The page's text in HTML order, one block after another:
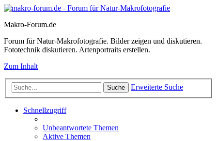
Makro-Forum.de
Forum für Natur-Makrofotografie. Bilder zeigen und diskutieren.
Fototechnik diskutieren. Artenportraits erstellen.
Zum Inhalt
Suche Erweiterte Suche
Schnellzugriff
Unbeantwortete Themen
Aktive Themen